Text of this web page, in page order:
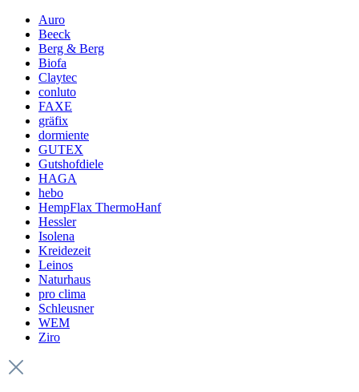
Auro
Beeck
Berg & Berg
Biofa
Claytec
conluto
FAXE
gräfix
dormiente
GUTEX
Gutshofdiele
HAGA
hebo
HempFlax ThermoHanf
Hessler
Isolena
Kreidezeit
Leinos
Naturhaus
pro clima
Schleusner
WEM
Ziro